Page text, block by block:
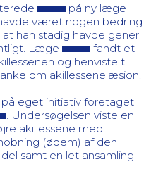
på ny læge
været nogen bedring
han stadig havde gener
Læge
fandt et
og henviste til
om akillessenelæsion.
eget initiativ foretaget
. Undersøgelsen viste en
akillessene med
(ødem) af den
samt en let ansamling